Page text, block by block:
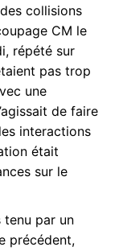
collisions
CM le
répété sur
pas trop
une
de faire
interactions
était
sur le
tenu par un
précédent,